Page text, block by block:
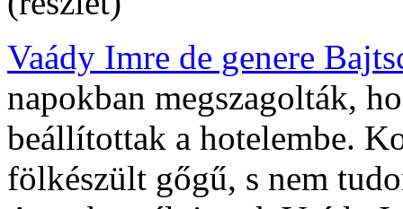
Vaády Imre de genere
napokban megszagolták,
beállítottak a hotelembe.
fölkészült gőgű, s nem